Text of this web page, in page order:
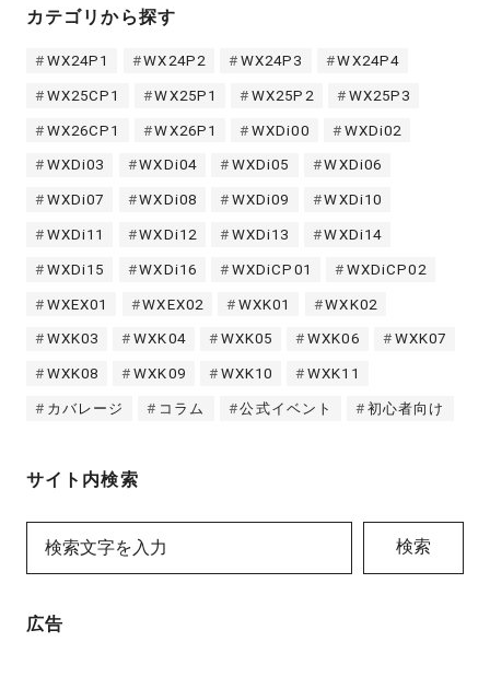
カテゴリから探す
WX24P1 WX24P2 WX24P3 WX24P4
WX25CP1 WX25P1 WX25P2 WX25P3
WX26CP1 WX26P1 WXDi00 WXDi02
WXDi03 WXDi04 WXDi05 WXDi06
WXDi07 WXDi08 WXDi09 WXDi10
WXDi11 WXDi12 WXDi13 WXDi14
WXDi15 WXDi16 WXDiCP01 WXDiCP02
WXEX01 WXEX02 WXK01 WXK02
WXK03 WXK04 WXK05 WXK06 WXK07
WXK08 WXK09 WXK10 WXK11
カバレージ コラム 公式イベント 初心者向け
サイト内検索
検索
広告